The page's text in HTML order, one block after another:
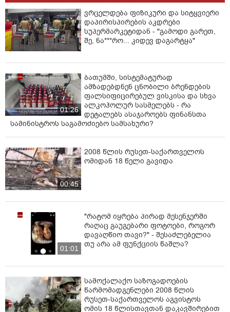
ვრცელდება ფიზიკური და სიტყვიერი
დაპირისპირების აკდრები
სუპერმარკეტიდან - "გამოდი გარეთ,
შე, ნა***რო... კიდევ დაგარტყა"
01:26
ბათუმში, სისტემატურად
ამზადებდნენ ცნობილი ბრენდების
ფალსიფიცირებულ ვისკისა და სხვა
ალკოჰოლურ სასმელებს - რა
დეტალებს ასაჯაროებს ფინანსთა
სამინისტროს საგამოძიებო სამსახური?
00:45
2008 წლის რუსეთ-საქართველოს
ომიდან 18 წელი გავიდა
01:01
"რატომ იყრება პირად მესენჯერში
რაღაც გაუგებარი ფოტოები, როგორ
დავაღწიო თავი?" - შესაძლებელია
თუ არა ამ ფუნქციის წაშლა?
სამოქალაქო საზოგადოების
წარმომადგენლები 2008 წლის
რუსეთ-საქართველოს აგვისტოს
ომის 18 წლისთავთან დაკავშირებით